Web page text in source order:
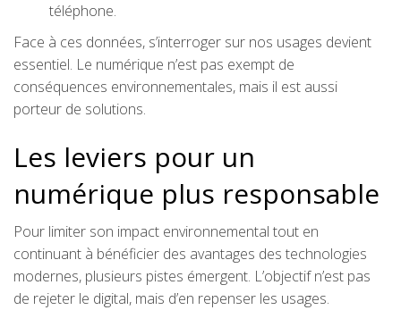
téléphone.
Face à ces données, s’interroger sur nos usages devient
essentiel. Le numérique n’est pas exempt de
conséquences environnementales, mais il est aussi
porteur de solutions.
Les leviers pour un
numérique plus responsable
Pour limiter son impact environnemental tout en
continuant à bénéficier des avantages des technologies
modernes, plusieurs pistes émergent. L’objectif n’est pas
de rejeter le digital, mais d’en repenser les usages.